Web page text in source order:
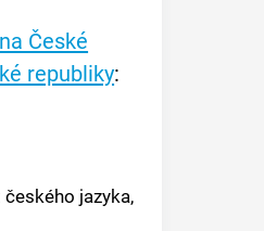
České
republiky:
jazyka,